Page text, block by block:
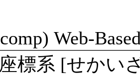
Web-
標系 [せかい